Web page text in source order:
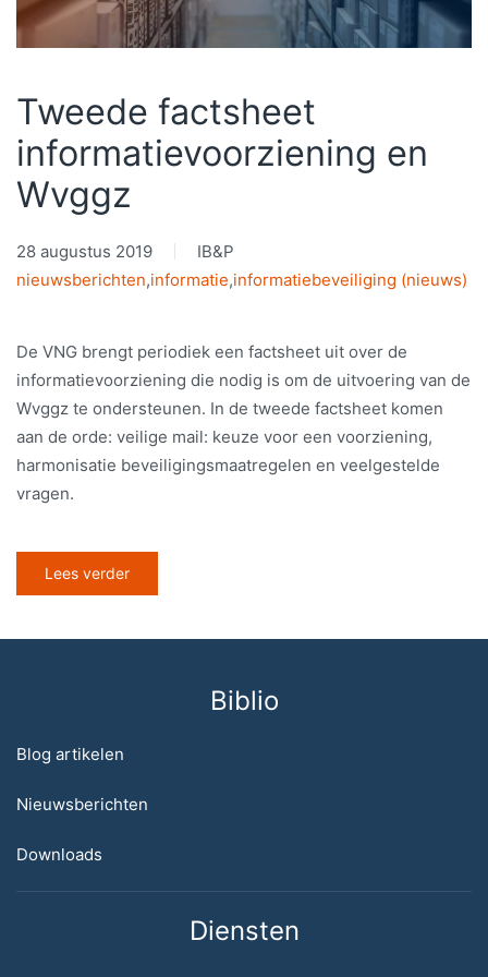
Tweede factsheet
informatievoorziening en
Wvggz
28 augustus 2019
IB&P
nieuwsberichten,informatie,informatiebeveiliging (nieuws)
De VNG brengt periodiek een factsheet uit over de
informatievoorziening die nodig is om de uitvoering van de
Wvggz te ondersteunen. In de tweede factsheet komen
aan de orde: veilige mail: keuze voor een voorziening,
harmonisatie beveiligingsmaatregelen en veelgestelde
vragen.
Lees verder
Biblio
Blog artikelen
Nieuwsberichten
Downloads
Diensten